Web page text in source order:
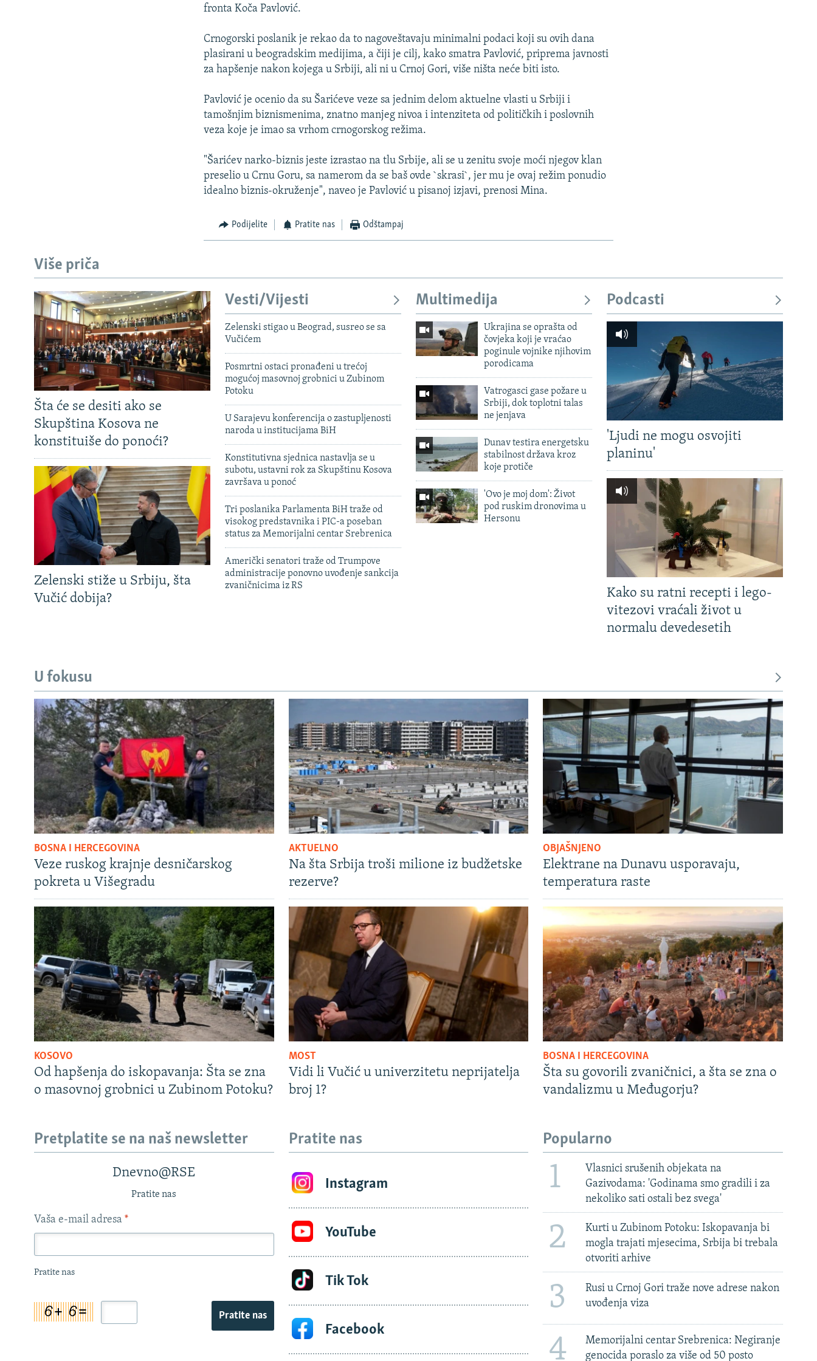
fronta Koča Pavlović.
Crnogorski poslanik je rekao da to nagoveštavaju minimalni podaci koji su ovih dana
plasirani u beogradskim medijima, a čiji je cilj, kako smatra Pavlović, priprema javnosti
za hapšenje nakon kojega u Srbiji, ali ni u Crnoj Gori, više ništa neće biti isto.
Pavlović je ocenio da su Šarićeve veze sa jednim delom aktuelne vlasti u Srbiji i
tamošnjim biznismenima, znatno manjeg nivoa i intenziteta od političkih i poslovnih
veza koje je imao sa vrhom crnogorskog režima.
"Šarićev narko-biznis jeste izrastao na tlu Srbije, ali se u zenitu svoje moći njegov klan
preselio u Crnu Goru, sa namerom da se baš ovde `skrasi`, jer mu je ovaj režim ponudio
idealno biznis-okruženje", naveo je Pavlović u pisanoj izjavi, prenosi Mina.
Podijelite Pratite nas Odštampaj
Više priča
Šta će se desiti ako se
Skupština Kosova ne
konstituiše do ponoći?
Zelenski stiže u Srbiju, šta
Vučić dobija?
Vesti/Vijesti
Zelenski stigao u Beograd, susreo se sa
Vučićem
Posmrtni ostaci pronađeni u trećoj
mogućoj masovnoj grobnici u Zubinom
Potoku
U Sarajevu konferencija o zastupljenosti
naroda u institucijama BiH
Konstitutivna sjednica nastavlja se u
subotu, ustavni rok za Skupštinu Kosova
završava u ponoć
Tri poslanika Parlamenta BiH traže od
visokog predstavnika i PIC-a poseban
status za Memorijalni centar Srebrenica
Američki senatori traže od Trumpove
administracije ponovno uvođenje sankcija
zvaničnicima iz RS
Multimedija
Ukrajina se oprašta od
čovjeka koji je vraćao
poginule vojnike njihovim
porodicama
Vatrogasci gase požare u
Srbiji, dok toplotni talas
ne jenjava
Dunav testira energetsku
stabilnost država kroz
koje protiče
'Ovo je moj dom': Život
pod ruskim dronovima u
Hersonu
Podcasti
'Ljudi ne mogu osvojiti
planinu'
Kako su ratni recepti i lego-
vitezovi vraćali život u
normalu devedesetih
U fokusu
BOSNA I HERCEGOVINA
Veze ruskog krajnje desničarskog
pokreta u Višegradu
AKTUELNO
Na šta Srbija troši milione iz budžetske
rezerve?
OBJAŠNJENO
Elektrane na Dunavu usporavaju,
temperatura raste
KOSOVO
Od hapšenja do iskopavanja: Šta se zna
o masovnoj grobnici u Zubinom Potoku?
MOST
Vidi li Vučić u univerzitetu neprijatelja
broj 1?
BOSNA I HERCEGOVINA
Šta su govorili zvaničnici, a šta se zna o
vandalizmu u Međugorju?
Pretplatite se na naš newsletter
Dnevno@RSE
Pratite nas
Vaša e-mail adresa *
Pratite nas
Pratite nas
Pratite nas
Instagram
YouTube
Tik Tok
Facebook
Popularno
1
Vlasnici srušenih objekata na
Gazivodama: 'Godinama smo gradili i za
nekoliko sati ostali bez svega'
2
Kurti u Zubinom Potoku: Iskopavanja bi
mogla trajati mjesecima, Srbija bi trebala
otvoriti arhive
3
Rusi u Crnoj Gori traže nove adrese nakon
uvođenja viza
4
Memorijalni centar Srebrenica: Negiranje
genocida poraslo za više od 50 posto